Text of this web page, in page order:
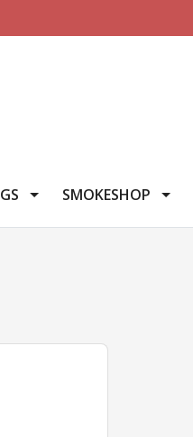
SMOKESHOP